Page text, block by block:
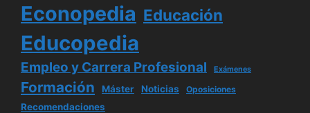
Econopedia Educación
Educopedia
Empleo y Carrera Profesional Exámenes
Formación Máster Noticias Oposiciones
Recomendaciones